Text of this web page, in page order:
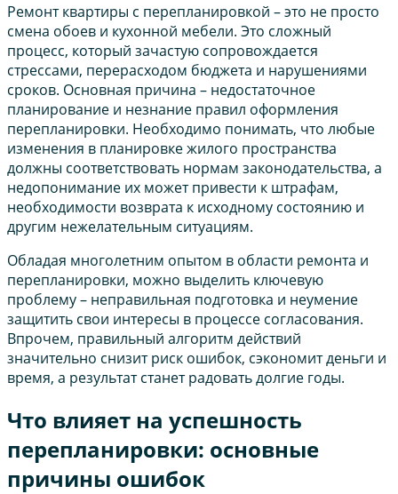
Ремонт квартиры с перепланировкой – это не просто
смена обоев и кухонной мебели. Это сложный
процесс, который зачастую сопровождается
стрессами, перерасходом бюджета и нарушениями
сроков. Основная причина – недостаточное
планирование и незнание правил оформления
перепланировки. Необходимо понимать, что любые
изменения в планировке жилого пространства
должны соответствовать нормам законодательства, а
недопонимание их может привести к штрафам,
необходимости возврата к исходному состоянию и
другим нежелательным ситуациям.
Обладая многолетним опытом в области ремонта и
перепланировки, можно выделить ключевую
проблему – неправильная подготовка и неумение
защитить свои интересы в процессе согласования.
Впрочем, правильный алгоритм действий
значительно снизит риск ошибок, сэкономит деньги и
время, а результат станет радовать долгие годы.
Что влияет на успешность
перепланировки: основные
причины ошибок